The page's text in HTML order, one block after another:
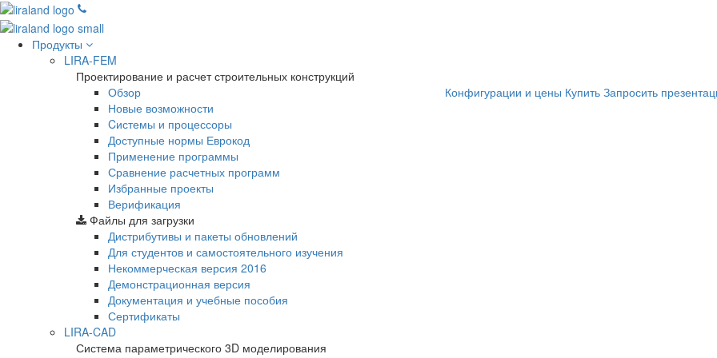
Продукты
LIRA-FEM
Проектирование и расчет строительных конструкций
Обзор
Новые возможности
Cистемы и процессоры
Доступные нормы Еврокод
Применение программы
Сравнение расчетных программ
Избранные проекты
Верификация
Конфигурации и цены Купить Запросить
Файлы для загрузки
Дистрибутивы и пакеты обновлений
Для студентов и самостоятельного изучения
Некоммерческая версия 2016
Демонстрационная версия
Документация и учебные пособия
Сертификаты
LIRA-CAD
Система параметрического 3D моделирования